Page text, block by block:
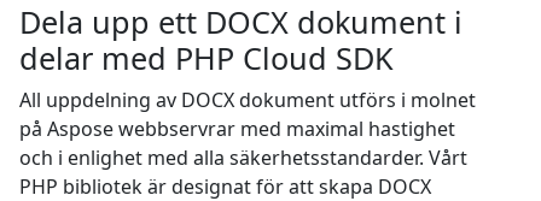
Dela upp ett DOCX dokument i
delar med PHP Cloud SDK
All uppdelning av DOCX dokument utförs i molnet
på Aspose webbservrar med maximal hastighet
och i enlighet med alla säkerhetsstandarder. Vårt
PHP bibliotek är designat för att skapa DOCX